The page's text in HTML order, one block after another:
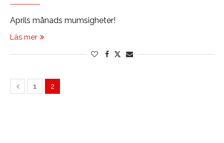
Aprils månads mumsigheter!
Läs mer
1 2